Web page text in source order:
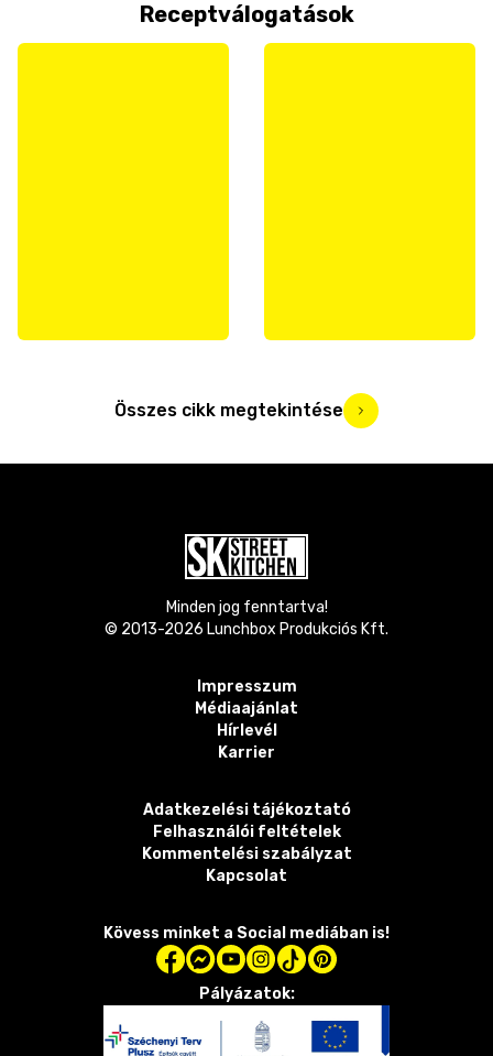
Receptválogatások
Összes cikk megtekintése
Minden jog fenntartva!
© 2013-2026 Lunchbox Produkciós Kft.
Impresszum
Médiaajánlat
Hírlevél
Karrier
Adatkezelési tájékoztató
Felhasználói feltételek
Kommentelési szabályzat
Kapcsolat
Kövess minket a Social mediában is!
Pályázatok: